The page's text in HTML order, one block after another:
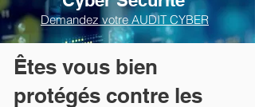
Demandez votre AUDIT CYBER
​Êtes vous bien
protégés contre les